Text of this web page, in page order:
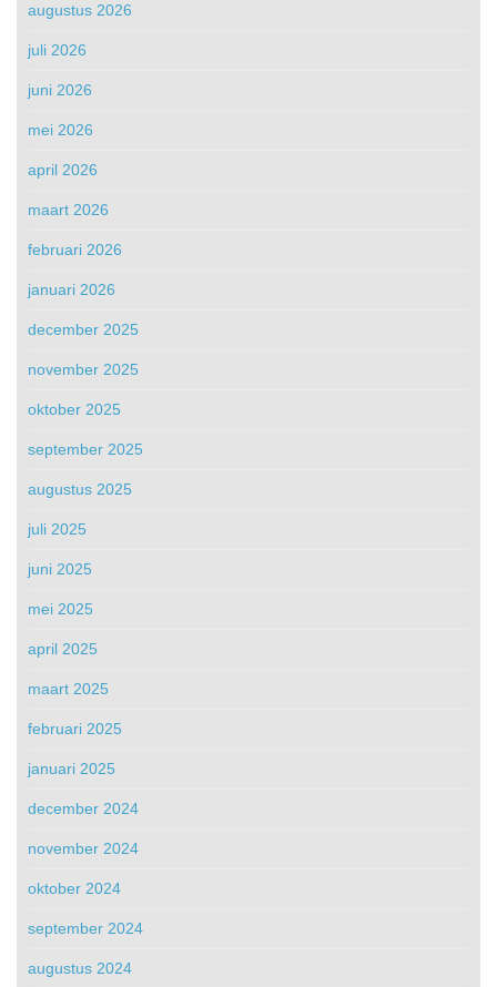
augustus 2026
juli 2026
juni 2026
mei 2026
april 2026
maart 2026
februari 2026
januari 2026
december 2025
november 2025
oktober 2025
september 2025
augustus 2025
juli 2025
juni 2025
mei 2025
april 2025
maart 2025
februari 2025
januari 2025
december 2024
november 2024
oktober 2024
september 2024
augustus 2024